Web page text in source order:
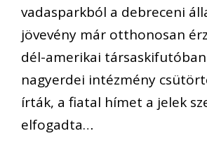
vadasparkból a debreceni
jövevény már otthonosan
dél-amerikai
nagyerdei intézmény
írták, a fiatal hímet a jelek
elfogadta…